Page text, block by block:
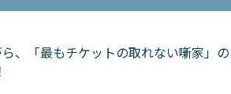
、「最もチケットの取れない噺家」